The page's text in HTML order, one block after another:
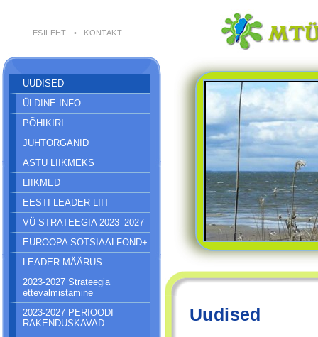
ESILEHT • KONTAKT
UUDISED
ÜLDINE INFO
PÕHIKIRI
JUHTORGANID
ASTU LIIKMEKS
LIIKMED
EESTI LEADER LIIT
VÜ STRATEEGIA 2023–2027
EUROOPA SOTSIAALFOND+
LEADER MÄÄRUS
2023-2027 Strateegia
ettevalmistamine
2023-2027 PERIOODI
RAKENDUSKAVAD
Uudised